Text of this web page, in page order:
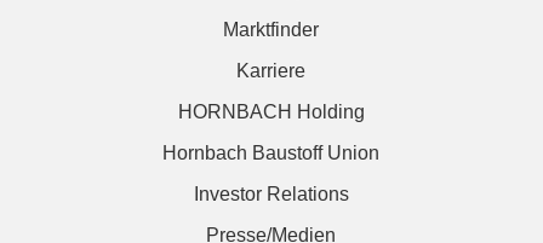
Marktfinder
Karriere
HORNBACH Holding
Hornbach Baustoff Union
Investor Relations
Presse/Medien